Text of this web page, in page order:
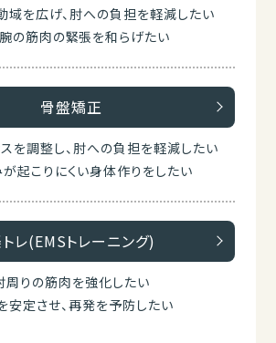
域を広げ、肘への負担を軽減したい
の筋肉の緊張を和らげたい
骨盤矯正
を調整し、肘への負担を軽減したい
起こりにくい身体作りをしたい
レ(EMSトレーニング)
周りの筋肉を強化したい
安定させ、再発を予防したい